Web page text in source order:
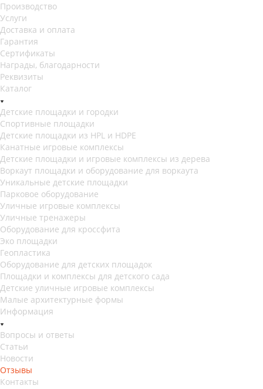
Производство
Услуги
Доставка и оплата
Гарантия
Сертификаты
Награды, благодарности
Реквизиты
Каталог
Детские площадки и городки
Спортивные площадки
Детские площадки из HPL и HDPE
Канатные игровые комплексы
Детские площадки и игровые комплексы из дерева
Воркаут площадки и оборудование для воркаута
Уникальные детские площадки
Парковое оборудование
Уличные игровые комплексы
Уличные тренажеры
Оборудование для кроссфита
Эко площадки
Геопластика
Оборудование для детских площадок
Площадки и комплексы для детского сада
Детские уличные игровые комплексы
Малые архитектурные формы
Информация
Вопросы и ответы
Статьи
Новости
Отзывы
Контакты